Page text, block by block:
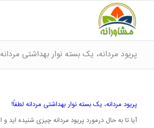
پریود مردانه، یک بسته نوار بهداشتی
پریود مردانه، یک بسته نوار بهداشتی مردانه لطفاً!
آیا تا به حال درمورد پریود مردانه چیزی شنیده اید و